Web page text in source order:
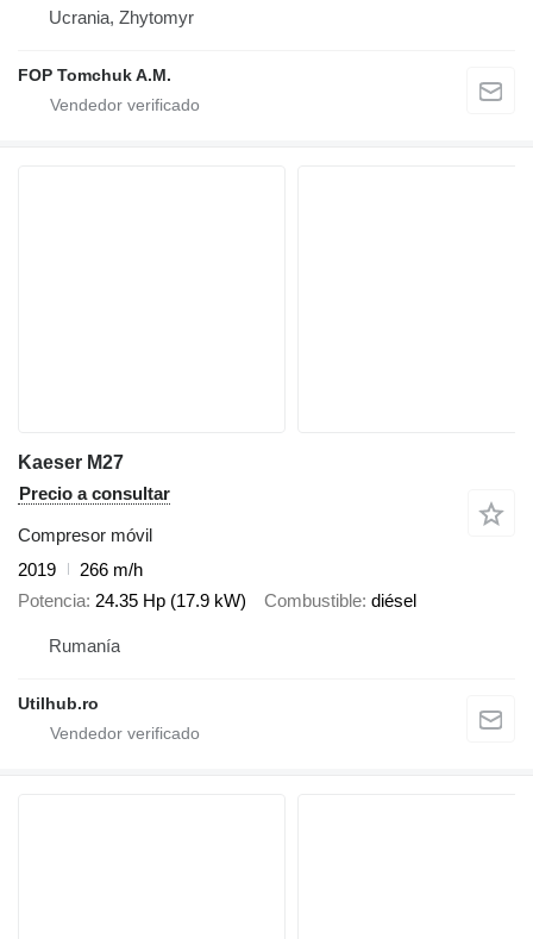
Ucrania, Zhytomyr
FOP Tomchuk A.M.
Kaeser M27
Precio a consultar
Compresor móvil
2019
266 m/h
Potencia 24.35 Hp (17.9 kW) Combustible diésel
Rumanía
Utilhub.ro